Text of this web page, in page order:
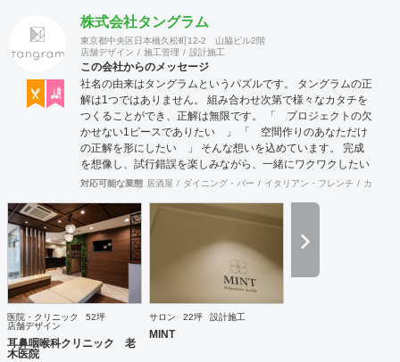
株式会社タングラム
東京都中央区日本橋久松町12-2 山脇ビル2階
店舗デザイン
施工管理 設計施工
この会社からのメッセージ
社名の由来はタングラムというパズルです。 タングラムの正
解は1つではありません。 組み合わせ次第で様々なカタチを
つくることができ、正解は無限です。 「 プロジェクトの欠
かせない1ピースでありたい 」 「 空間作りのあなただけ
の正解を形にしたい 」 そんな想いを込めています。 完成
を想像し、試行錯誤を楽しみながら、 ​一緒にワクワクしたい
と思っています。
対応可能な業態 居酒屋 ダイニング・バー イタリアン・フレンチ カフェ
医院・クリニック
52坪
店舗デザイン
耳鼻咽喉科クリニック 老
木医院
サロン 22坪 設計施工
MINT